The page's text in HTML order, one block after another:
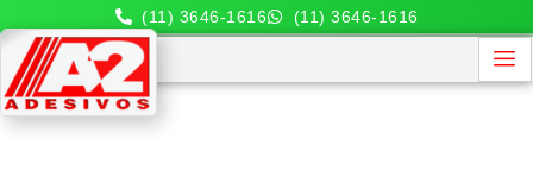
(11) 3646-1616 (11) 3646-1616